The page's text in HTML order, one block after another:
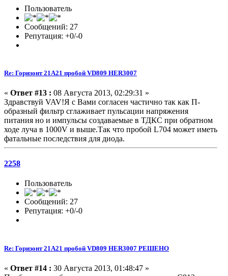
Пользователь
Сообщений: 27
Репутация: +0/-0
Re: Горизонт 21A21 пробой VD809 HER3007
« Ответ #13 : 08 Августа 2013, 02:29:31 »
Здравствуй VAV!Я с Вами согласен частично так как П-
образный фильтр сглаживает пульсации напряжения
питания но и импульсы создаваемые в ТДКС при обратном
ходе луча в 1000V и выше.Так что пробой L704 может иметь
фатальные последствия для диода.
2258
Пользователь
Сообщений: 27
Репутация: +0/-0
Re: Горизонт 21A21 пробой VD809 HER3007 РЕШЕНО
« Ответ #14 : 30 Августа 2013, 01:48:47 »